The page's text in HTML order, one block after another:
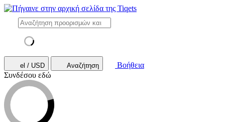
el / USD Αναζήτηση
Βοήθεια
Συνδέσου εδώ